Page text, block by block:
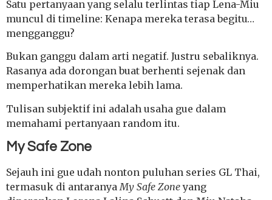
Satu pertanyaan yang selalu terlintas tiap Lena-Miu
muncul di timeline: Kenapa mereka terasa begitu…
mengganggu?
Bukan ganggu dalam arti negatif. Justru sebaliknya.
Rasanya ada dorongan buat berhenti sejenak dan
memperhatikan mereka lebih lama.
Tulisan subjektif ini adalah usaha gue dalam
memahami pertanyaan random itu.
My Safe Zone
Sejauh ini gue udah nonton puluhan series GL Thai,
termasuk di antaranyaMy Safe Zoneyang